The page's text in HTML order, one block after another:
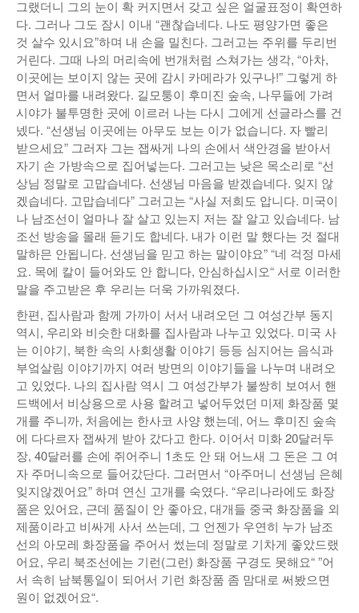
그랬더니 그의 눈이 확 커지면서 갖고 싶은 얼굴표정이 확연하
다. 그러나 그도 잠시 이내 “괜찮습네다. 나도 평양가면 좋은
것 살수 있시요”하며 내 손을 밀친다. 그러고는 주위를 두리번
거린다. 그때 나의 머리속에 번개처럼 스쳐가는 생각, “아차,
이곳에는 보이지 않는 곳에 감시 카메라가 있구나!” 그렇게 하
면서 얼마를 내려왔다. 길모퉁이 후미진 숲속, 나무들에 가려
시야가 불투명한 곳에 이르러 나는 다시 그에게 선글라스를 건
넸다. “선생님 이곳에는 아무도 보는 이가 없습니다. 자 빨리
받으세요” 그러자 그는 잽싸게 나의 손에서 색안경을 받아서
자기 손 가방속으로 집어넣는다. 그러고는 낮은 목소리로 “선
상님 정말로 고맙습네다. 선생님 마음을 받겠습네다. 잊지 않
겠습네다. 고맙습네다” 그러고는 “사실 저희도 압니다. 미국이
나 남조선이 얼마나 잘 살고 있는지 저는 잘 알고 있습네다. 남
조선 방송을 몰래 듣기도 합네다. 내가 이런 말 했다는 것 절대
말하믄 안됩니다. 선생님을 믿고 하는 말이야요” “네 걱정 마세
요. 목에 칼이 들어와도 안 합니다, 안심하십시오“ 서로 이러한
말을 주고받은 후 우리는 더욱 가까워졌다.
한편, 집사람과 함께 가까이 서서 내려오던 그 여성간부 동지
역시, 우리와 비슷한 대화를 집사람과 나누고 있었다. 미국 사
는 이야기, 북한 속의 사회생활 이야기 등등 심지어는 음식과
부엌살림 이야기까지 여러 방면의 이야기들을 나누며 내려오
고 있었다. 나의 집사람 역시 그 여성간부가 불쌍히 보여서 핸
드백에서 비상용으로 사용 할려고 넣어두었던 미제 화장품 몇
개를 주니까, 처음에는 한사코 사양 했는데, 어느 후미진 숲속
에 다다르자 잽싸게 받아 갔다고 한다. 이어서 미화 20달러두
장, 40달러를 손에 쥐어주니 1초도 안 돼 어느새 그 돈은 그 여
자 주머니속으로 들어갔단다. 그러면서 “아주머니 선생님 은혜
잊지않겠어요” 하며 연신 고개를 숙였다. “우리나라에도 화장
품은 있어요, 근데 품질이 안 좋아요, 대개들 중국 화장품을 외
제품이라고 비싸게 사서 쓰는데, 그 언젠가 우연히 누가 남조
선의 아모레 화장품을 주어서 썼는데 정말로 기차게 좋았드랬
어요, 우리 북조선에는 기런(그런) 화장품 구경도 못해요“ ”어
서 속히 남북통일이 되어서 기런 화장품 좀 맘대로 써봤으면
원이 없겠어요“.